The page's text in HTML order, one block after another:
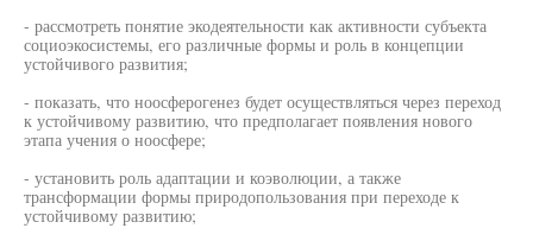
- рассмотреть понятие экодеятельности как активности субъекта
социоэкосистемы, его различные формы и роль в концепции
устойчивого развития;
- показать, что ноосферогенез будет осуществляться через переход
к устойчивому развитию, что предполагает появления нового
этапа учения о ноосфере;
- установить роль адаптации и коэволюции, а также
трансформации формы природопользования при переходе к
устойчивому развитию;